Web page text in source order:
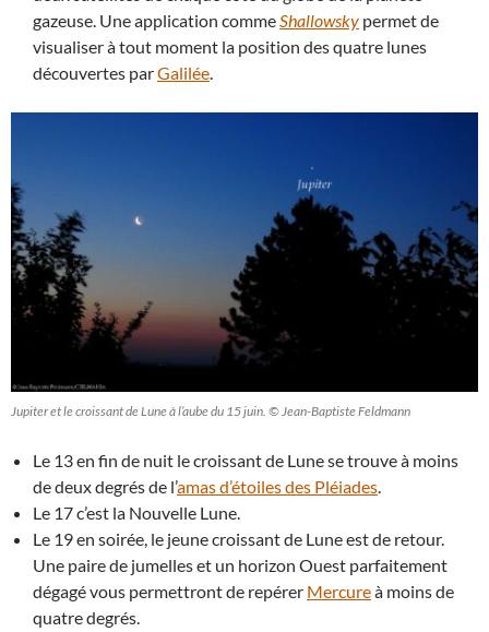
gazeuse. Une application comme Shallowsky permet de
visualiser à tout moment la position des quatre lunes
découvertes parGalilée
Jupiter et le croissant de Lune à l’aube du 15 juin. © Jean-Baptiste Feldmann
Le 13 en fin de nuit le croissant de Lune se trouve à moins
de deux degrés de l’amas d’étoiles des Pléiades.
Le 17 c’est la Nouvelle Lune.
Le 19 en soirée, le jeune croissant de Lune est de retour.
Une paire de jumelles et un horizon Ouest parfaitement
dégagé vous permettront de repérer Mercureà moins de
quatre degrés.